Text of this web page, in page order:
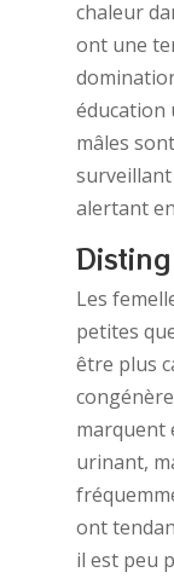
chaleur
ont une
éducation
mâles
alertant
Les
petites
être plus
marquent
urinant,
ont
il est peu